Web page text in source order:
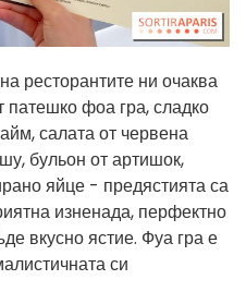
ресторантите ни очаква
патешко фоа гра, сладко
салата от червена
бульон от артишок,
яйце - предястията са
изненада, перфектно
вкусно ястие. Фуа гра е
си